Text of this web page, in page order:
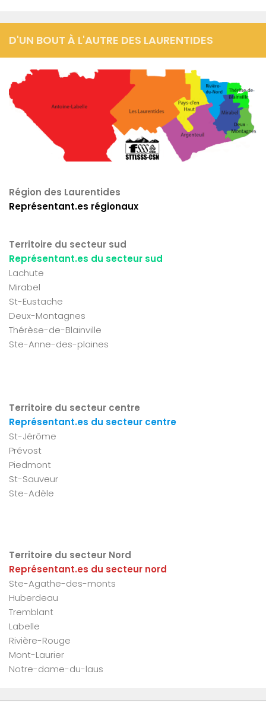
D'UN BOUT À L'AUTRE DES LAURENTIDES
Région des Laurentides
Représentant.es régionaux
Territoire du secteur sud
Représentant.es du secteur sud
Lachute
Mirabel
St-Eustache
Deux-Montagnes
Thérèse-de-Blainville
Ste-Anne-des-plaines
Territoire du secteur centre
Représentant.es du secteur centre
St-Jérôme
Prévost
Piedmont
St-Sauveur
Ste-Adèle
Territoire du secteur Nord
Représentant.es du secteur nord
Ste-Agathe-des-monts
Huberdeau
Tremblant
Labelle
Rivière-Rouge
Mont-Laurier
Notre-dame-du-laus